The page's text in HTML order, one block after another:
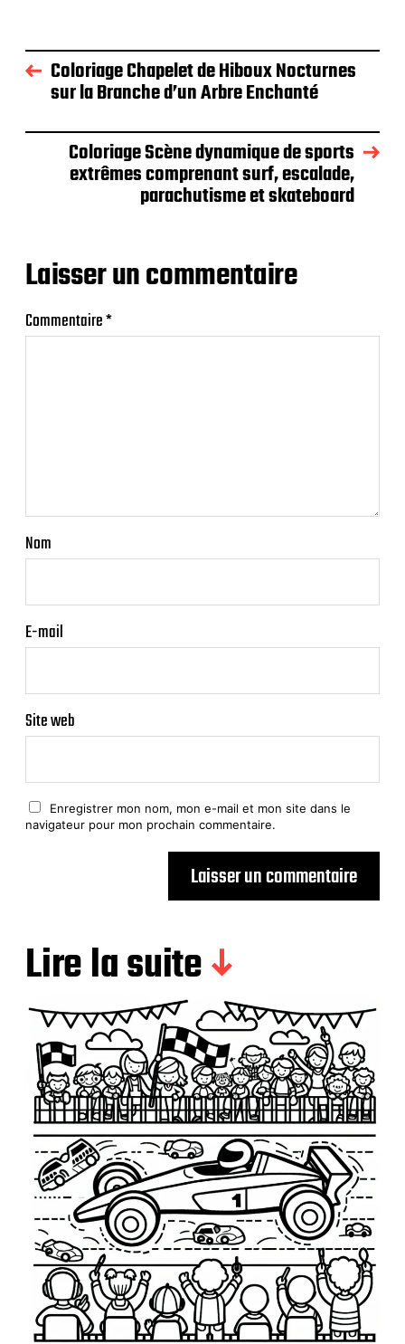
Coloriage Chapelet de Hiboux Nocturnes
sur la Branche d’un Arbre Enchanté
Coloriage Scène dynamique de sports
extrêmes comprenant surf, escalade,
parachutisme et skateboard
Laisser un commentaire
Commentaire*
Nom
E-mail
Site web
Enregistrer mon nom, mon e-mail et mon site dans le
navigateur pour mon prochain commentaire.
Lire la suite